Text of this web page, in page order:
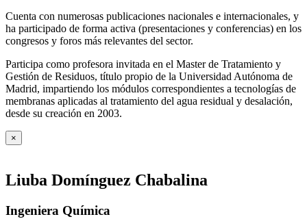
Cuenta con numerosas publicaciones nacionales e internacionales, y
ha participado de forma activa (presentaciones y conferencias) en los
congresos y foros más relevantes del sector.
Participa como profesora invitada en el Master de Tratamiento y
Gestión de Residuos, título propio de la Universidad Autónoma de
Madrid, impartiendo los módulos correspondientes a tecnologías de
membranas aplicadas al tratamiento del agua residual y desalación,
desde su creación en 2003.
×
Liuba Domínguez Chabalina
Ingeniera Química